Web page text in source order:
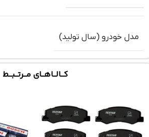
مدل خودرو (سال تولید)
کـــالـــاهـــای مـــرتـــبـــط